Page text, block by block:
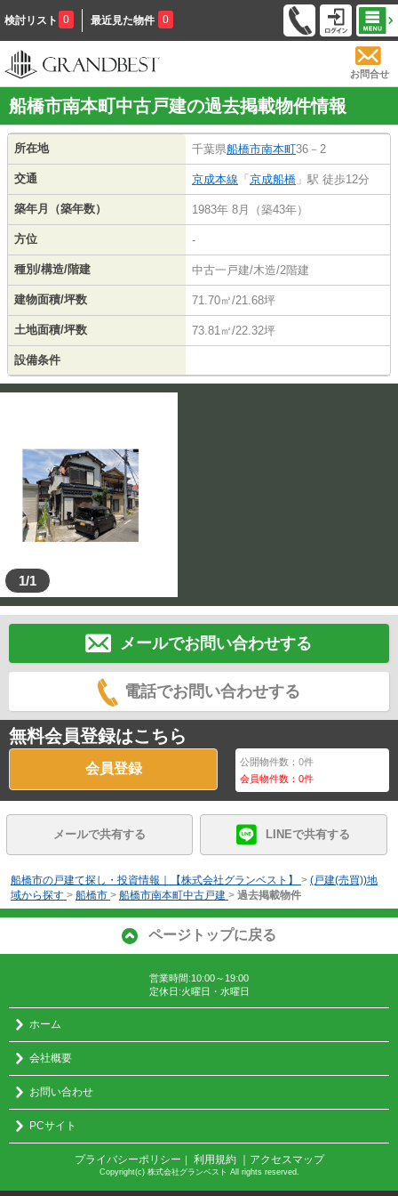
検討リスト 0 最近見た物件 0
お問合せ
船橋市南本町中古戸建の過去掲載物件情報
所在地 千葉県船橋市南本町36－2
交通 京成本線 「 京成船橋 」駅 徒歩12分
築年月（築年数） 1983年 8月（築43年）
方位 -
種別/構造/階建 中古一戸建/木造/2階建
建物面積/坪数 71.70㎡/21.68坪
土地面積/坪数 73.81㎡/22.32坪
設備条件
1/1
メールでお問い合わせする
電話でお問い合わせする
無料会員登録はこちら
会員登録 公開物件数：0件
会員物件数：0件
メールで共有する LINEで共有する
船橋市の戸建て探し・投資情報｜【株式会社グランベスト】 > (戸建(売買))地
域から探す > 船橋市 > 船橋市南本町中古戸建 > 過去掲載物件
ページトップに戻る
営業時間:10:00～19:00
定休日:火曜日・水曜日
ホーム
会社概要
お問い合わせ
PCサイト
プライバシーポリシー ｜ 利用規約 ｜アクセスマップ
Copyright(c) 株式会社グランベスト All rights reserved.